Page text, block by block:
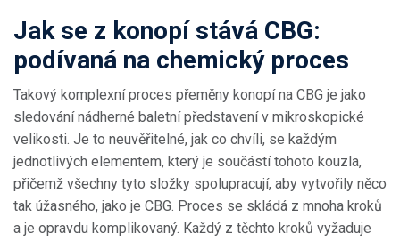
Jak se z konopí stává CBG:
podívaná na chemický proces
Takový komplexní proces přeměny konopí na CBG je jako
sledování nádherné baletní představení v mikroskopické
velikosti. Je to neuvěřitelné, jak co chvíli, se každým
jednotlivých elementem, který je součástí tohoto kouzla,
přičemž všechny tyto složky spolupracují, aby vytvořily něco
tak úžasného, jako je CBG. Proces se skládá z mnoha kroků
a je opravdu komplikovaný. Každý z těchto kroků vyžaduje